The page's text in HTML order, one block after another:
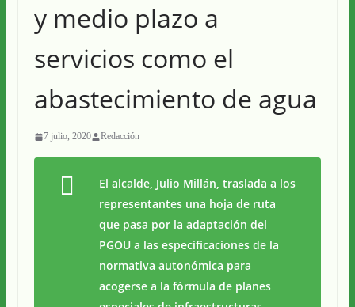
y medio plazo a
servicios como el
abastecimiento de agua
7 julio, 2020 Redacción
El alcalde, Julio Millán, traslada a los
representantes una hoja de ruta
que pasa por la adaptación del
PGOU a las especificaciones de la
normativa autonómica para
acogerse a la fórmula de planes